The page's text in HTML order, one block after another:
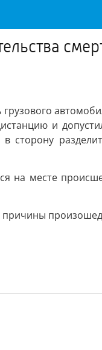
и
сторону
на месте
причины